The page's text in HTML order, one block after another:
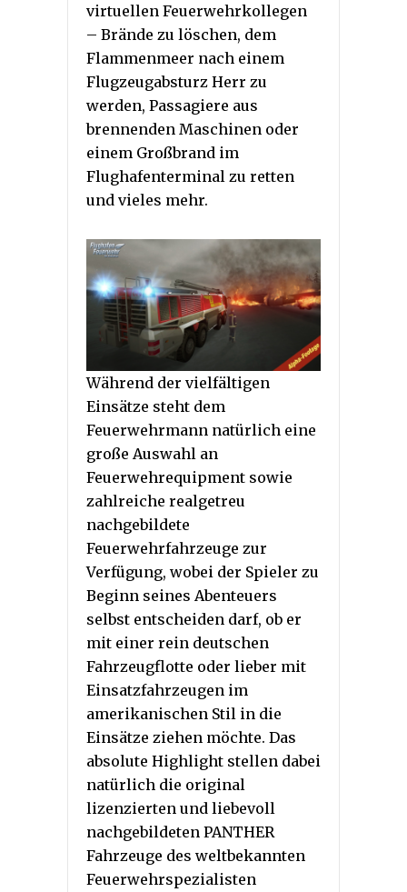
virtuellen Feuerwehrkollegen
– Brände zu löschen, dem
Flammenmeer nach einem
Flugzeugabsturz Herr zu
werden, Passagiere aus
brennenden Maschinen oder
einem Großbrand im
Flughafenterminal zu retten
und vieles mehr.
Während der vielfältigen
Einsätze steht dem
Feuerwehrmann natürlich eine
große Auswahl an
Feuerwehrequipment sowie
zahlreiche realgetreu
nachgebildete
Feuerwehrfahrzeuge zur
Verfügung, wobei der Spieler zu
Beginn seines Abenteuers
selbst entscheiden darf, ob er
mit einer rein deutschen
Fahrzeugflotte oder lieber mit
Einsatzfahrzeugen im
amerikanischen Stil in die
Einsätze ziehen möchte. Das
absolute Highlight stellen dabei
natürlich die original
lizenzierten und liebevoll
nachgebildeten PANTHER
Fahrzeuge des weltbekannten
Feuerwehrspezialisten